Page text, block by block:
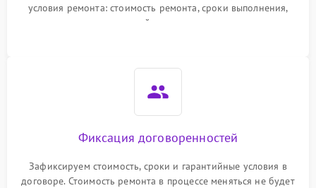
условия ремонта: стоимость ремонта, сроки выполнения,
гарантийные условия
Фиксация договоренностей
Зафиксируем стоимость, сроки и гарантийные условия в
договоре. Стоимость ремонта в процессе меняться не будет